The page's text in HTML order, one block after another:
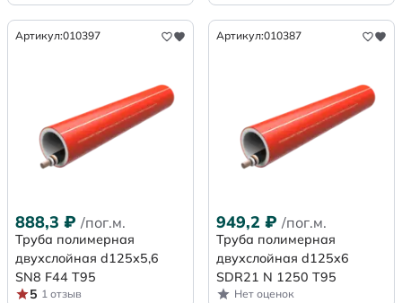
Артикул:010397
888,3 ₽ /пог.м.
Труба полимерная
двухслойная d125х5,6
SN8 F44 Т95
5 1 отзыв
Артикул:010387
949,2 ₽ /пог.м.
Труба полимерная
двухслойная d125x6
SDR21 N 1250 Т95
Нет оценок